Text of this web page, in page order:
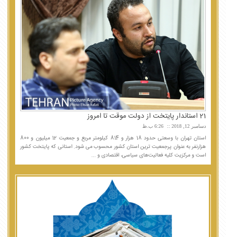
21 استاندار پایتخت از دولت موقت تا امروز
دسامبر 12, 2018 6:26 ب.ظ
استان تهران با وسعتی حدود 18 هزار و 814 کیلومتر مربع و جمعیت 12 میلیون و 800
هزارنفر به عنوان پرجمعیت ترین استان کشور محسوب می شود. استانی که پایتخت کشور
است و مرکزیت کلیه فعالیت‌های سیاسی، اقتصادی و ...